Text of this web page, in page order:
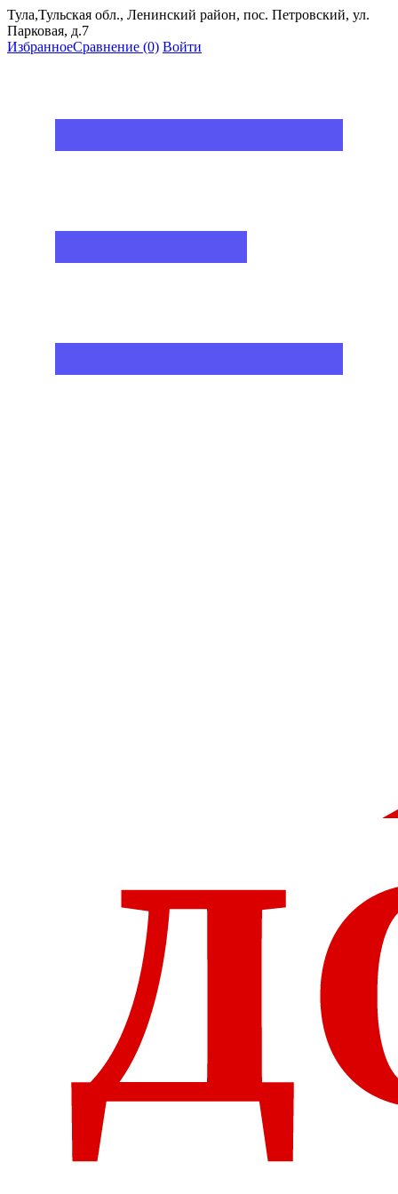
Тула,Тульская обл., Ленинский район, пос. Петровский, ул.
Парковая, д.7
ИзбранноеСравнение (0) Войти